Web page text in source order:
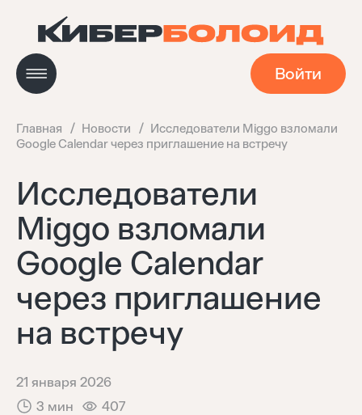
Войти
Кейсы
Мастерская
Навигатор технологий
Тренды
Главная Новости
Исследователи Miggo взломали
Google Calendar через приглашение на встречу
Исследователи
Miggo взломали
Google Calendar
через приглашение
на встречу
3 мин 407
21 января 2026